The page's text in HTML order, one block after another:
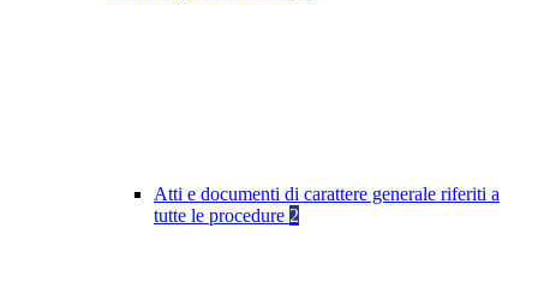
Atti e documenti di carattere generale riferiti a
tutte le procedure 2